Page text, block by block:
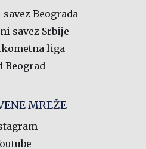
Beograda
savez Srbije
liga
Beograd
MREŽE